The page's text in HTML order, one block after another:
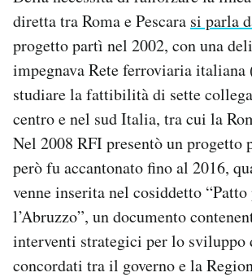
diretta tra Roma e Pescara si parla
progetto partì nel 2002, con una
impegnava Rete ferroviaria italiana
studiare la fattibilità di sette
centro e nel sud Italia, tra cui la
Nel 2008 RFI presentò un progetto
però fu accantonato fino al 2016,
venne inserita nel cosiddetto “Patto
l’Abruzzo”, un documento
interventi strategici per lo
concordati tra il governo e la